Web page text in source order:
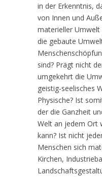
in der Erkenntnis,
von Innen und
materieller Umwelt
die gebaute
sind? Prägt nicht
umgekehrt die
geistig-seelisches
Physische? Ist
der die Ganzheit
Welt an jedem Ort
kann? Ist nicht
Menschen sich
Kirchen,